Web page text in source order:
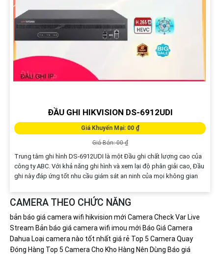
ĐẦU GHI HIKVISION DS-6912UDI
Giá Khuyến Mại: 00 ₫
Giá Bán: 00 ₫
Trung tâm ghi hình DS-6912UDI là một Đầu ghi chất lượng cao của
công ty ABC. Với khả năng ghi hình và xem lại độ phân giải cao, Đầu
ghi này đáp ứng tốt nhu cầu giám sát an ninh của mọi không gian
CAMERA THEO CHỨC NĂNG
bản báo giá camera wifi hikvision mới Camera Check Var Live
Stream Bản báo giá camera wifi imou mới Báo Giá Camera
Dahua Loại camera nào tốt nhất giá rẻ Top 5 Camera Quay
Đóng Hàng Top 5 Camera Cho Kho Hàng Nên Dùng Báo giá